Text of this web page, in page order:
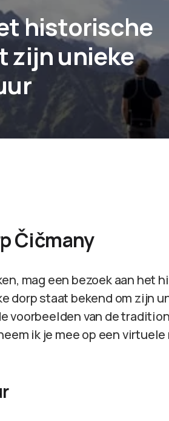
historische
zijn unieke
Čičmany
mag een bezoek aan het
dorp staat bekend om zijn
voorbeelden van de
ik je mee op een virtuele